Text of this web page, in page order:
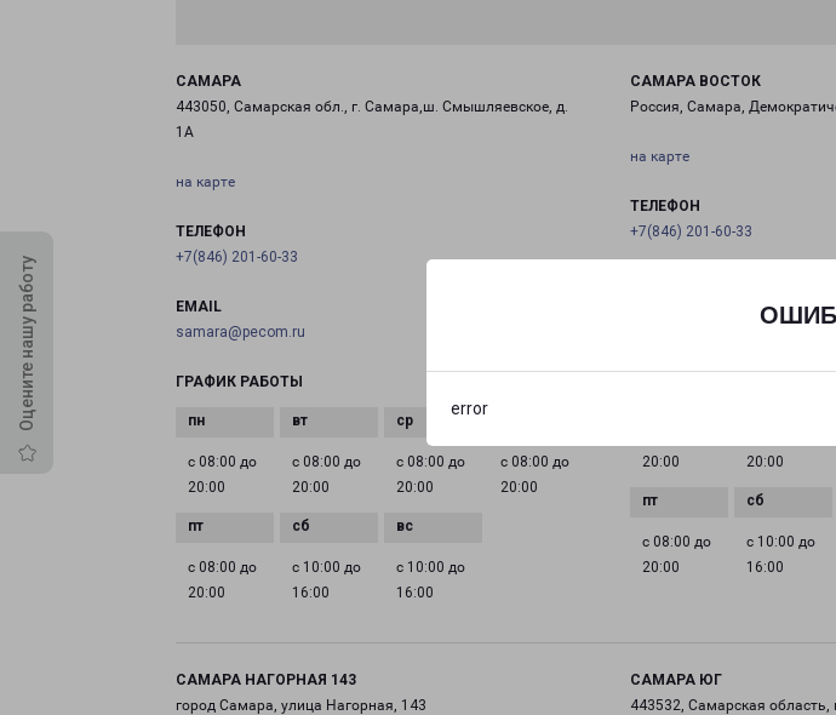
error
Оцените нашу работу
САМАРА
443050, Самарская обл., г. Самара,ш. Смышляевское, д.
1А
на карте
ТЕЛЕФОН
+7(846) 201-60-33
EMAIL
samara@pecom.ru
ГРАФИК РАБОТЫ
с 08:00 до
20:00
с 08:00 до
20:00
с 08:00 до
20:00
с 08:00 до
20:00
с 08:00 до
20:00
с 10:00 до
16:00
с 10:00 до
16:00
САМАРА ВОСТОК
Россия, Самара,
на карте
ТЕЛЕФОН
+7(846) 201-60-33
20:00
20:00
с 08:00 до
20:00
с 10:00 до
16:00
САМАРА НАГОРНАЯ 143
город Самара, улица Нагорная, 143
САМАРА ЮГ
443532, Самарская область,